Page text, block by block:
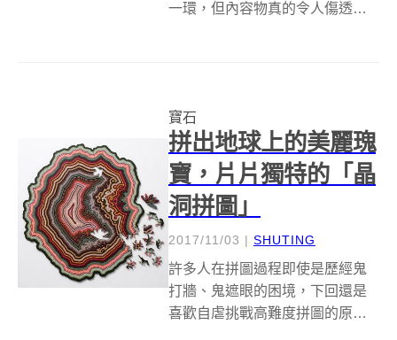
一環，但內容物真的令人傷透腦
旗下的 KitKat 就推出可以吃的生
日石，...
寶石
拼出地球上的美麗瑰
寶，片片獨特的「晶
洞拼圖」
2017/11/03 | SHUTING
許多人在拼圖過程即使是歷經鬼
打牆、鬼遮眼的困境，下回還是
喜歡自虐挑戰高難度拼圖的原